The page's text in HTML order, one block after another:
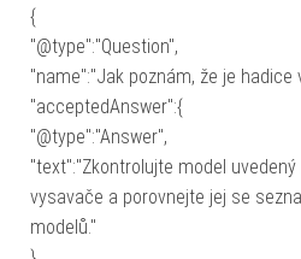
{
"@type":"Question",
"name":"Jak poznám, že je hadice
"acceptedAnswer":{
"@type":"Answer",
"text":"Zkontrolujte model
vysavače a porovnejte jej se
modelů."